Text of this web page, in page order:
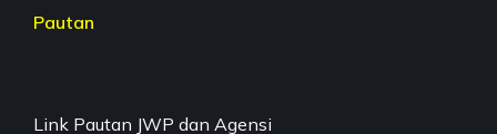
Pautan
Link Pautan JWP dan Agensi